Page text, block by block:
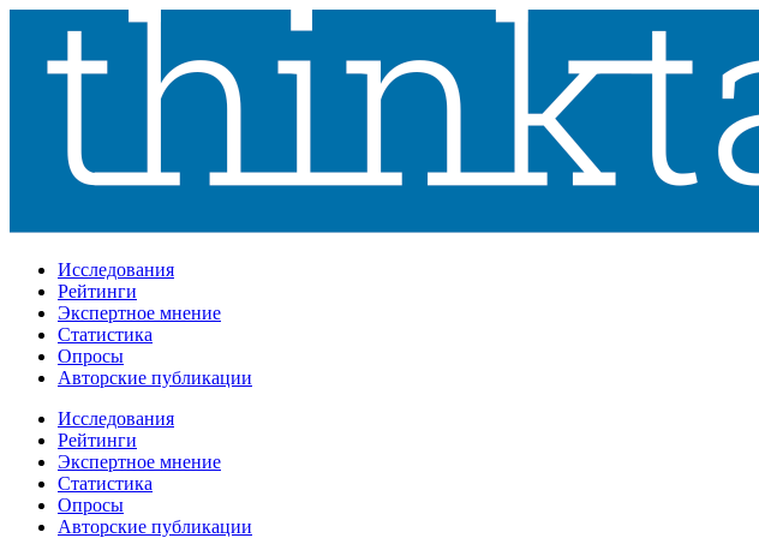
Исследования
Рейтинги
Экспертное мнение
Статистика
Опросы
Авторские публикации
Исследования
Рейтинги
Экспертное мнение
Статистика
Опросы
Авторские публикации